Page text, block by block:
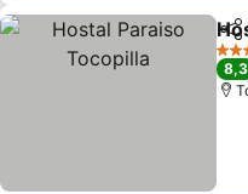
3
8,3